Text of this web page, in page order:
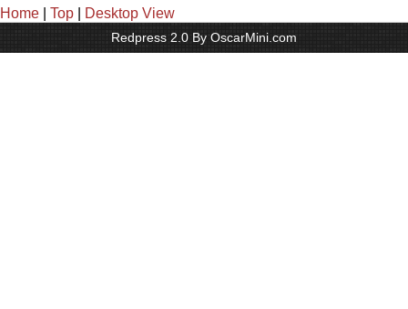
Home Top Desktop View
Redpress 2.0 By OscarMini.com